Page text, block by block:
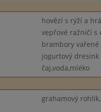
hovězí s rýží a
vepřové ražničí s
brambory vařené
jogurtový dresink
čaj,voda,mléko
grahamový